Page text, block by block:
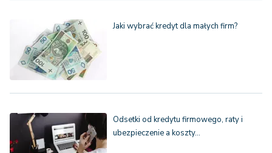
Jaki wybrać kredyt dla małych firm?
Odsetki od kredytu firmowego, raty i
ubezpieczenie a koszty…